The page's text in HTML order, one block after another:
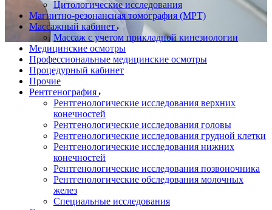
Цитологические исследования
Магнитно-резонансная томография (МРТ)
Массажный кабинет
Массаж с учетом прикладной кинезиологии
Медицинские осмотры
Профессиональные медицинские осмотры
Процедурный кабинет
Прочие
Рентгенография
Рентгенологические исследования верхних
конечностей
Рентгенологические исследования головы
Рентгенологические исследования грудной клетки
Рентгенологические исследования нижних
конечностей
Рентгенологические исследования позвоночника
Рентгенологические обследования молочных
желез
Специальные исследования